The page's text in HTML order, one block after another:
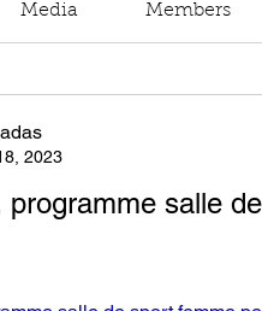
Media Members
2023
programme salle